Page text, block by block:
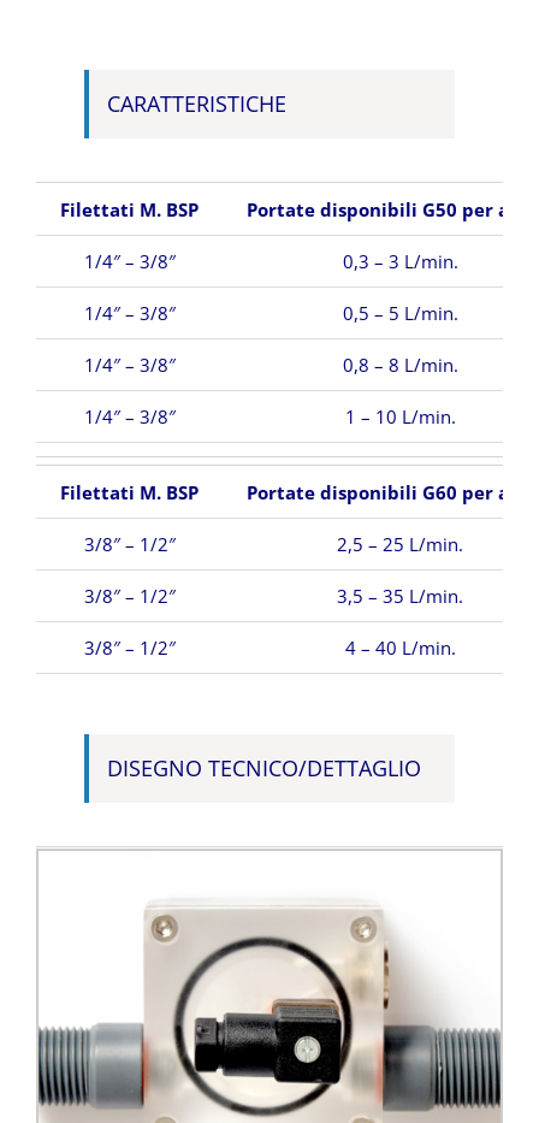
CARATTERISTICHE
Filettati M. BSP Portate disponibili G50 per
1/4″ – 3/8″ 0,3 – 3 L/min.
1/4″ – 3/8″ 0,5 – 5 L/min.
1/4″ – 3/8″ 0,8 – 8 L/min.
1/4″ – 3/8″ 1 – 10 L/min.
Filettati M. BSP Portate disponibili G60 per
3/8″ – 1/2″ 2,5 – 25 L/min.
3/8″ – 1/2″ 3,5 – 35 L/min.
3/8″ – 1/2″ 4 – 40 L/min.
DISEGNO TECNICO/DETTAGLIO